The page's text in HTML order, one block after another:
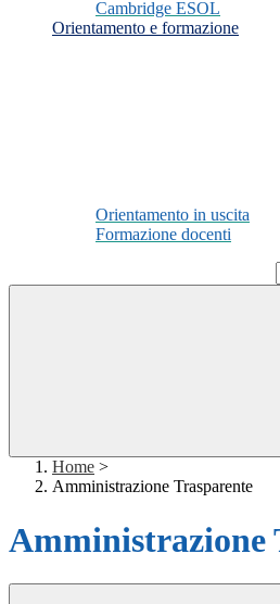
Cambridge ESOL
Orientamento e formazione
Orientamento in uscita
Formazione docenti
Home >
Amministrazione Trasparente
Amministrazione